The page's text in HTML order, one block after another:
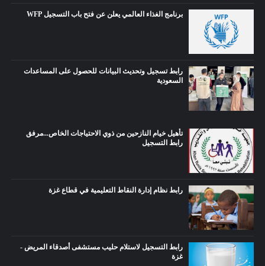
برنامج الغذاء العالمي يعلن عن فتح باب التسجيل WFP
رابط تسجيل وتحديث البيانات للحصول على المساعدات
السعودية
تأهيل خيام النازحين من ذوي الاحتياجات الخاص...مرفق
رابط التسجيل
رابط نظام إدارة النقاط التعليمية في قطاع غزة
رابط التسجيل لاستلام حليب مستشفى أصدقاء المريض -
غزة